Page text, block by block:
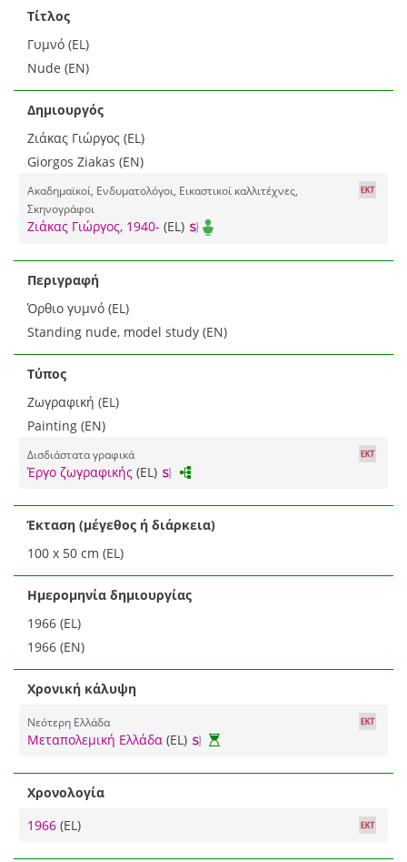
Τίτλος
Γυμνό (EL)
Nude (EN)
Δημιουργός
Ζιάκας Γιώργος (EL)
Giorgos Ziakas (EN)
Ακαδημαϊκοί, Ενδυματολόγοι, Εικαστικοί καλλιτέχνες,
Σκηνογράφοι
Ζιάκας Γιώργος, 1940- (EL)
Περιγραφή
Όρθιο γυμνό (EL)
Standing nude, model study (EN)
Τύπος
Ζωγραφική (EL)
Painting (EN)
Δισδιάστατα γραφικά
Έργο ζωγραφικής (EL)
Έκταση (μέγεθος ή διάρκεια)
100 x 50 cm (EL)
Ημερομηνία δημιουργίας
1966 (EL)
1966 (EN)
Χρονική κάλυψη
Νεότερη Ελλάδα
Μεταπολεμική Ελλάδα (EL)
Χρονολογία
1966 (EL)